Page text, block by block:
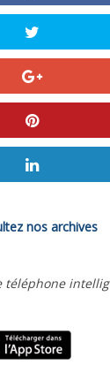
nos archives
téléphone